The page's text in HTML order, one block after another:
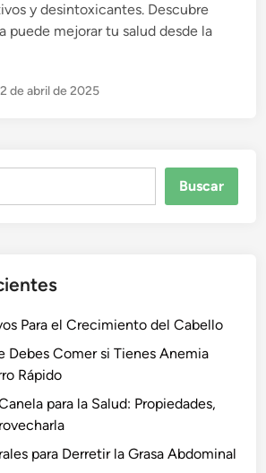
y desintoxicantes. Descubre
puede mejorar tu salud desde la
de abril de 2025
Buscar
Para el Crecimiento del Cabello
Debes Comer si Tienes Anemia
Rápido
para la Salud: Propiedades,
para Derretir la Grasa Abdominal